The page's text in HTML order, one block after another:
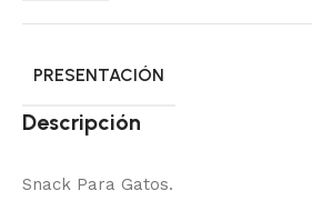
PRESENTACIÓN
Descripción
Snack Para Gatos.